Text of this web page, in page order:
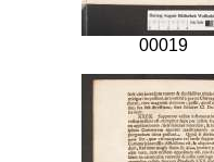
00019